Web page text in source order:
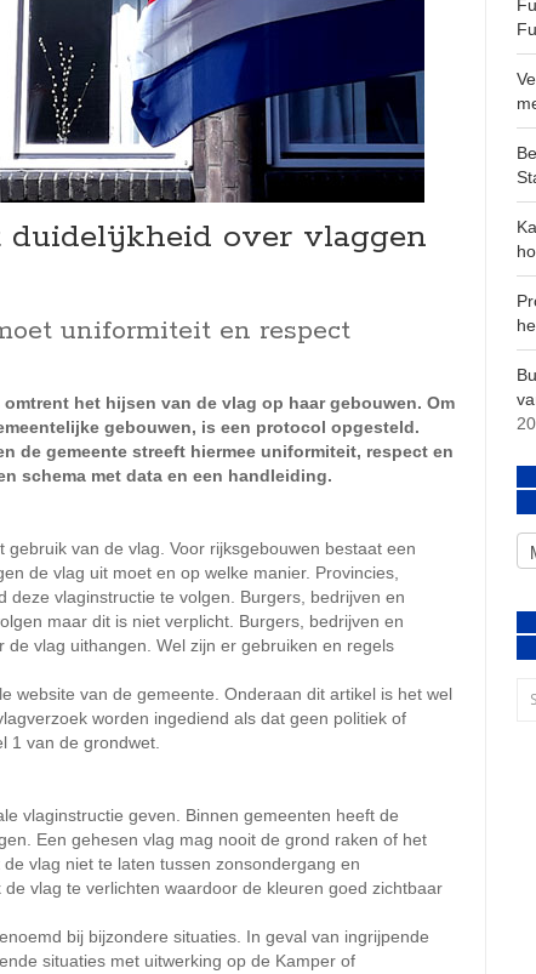
over vlaggen
uniformiteit en respect
het hijsen van de vlag op haar gebouwen. Om
gebouwen, is een protocol opgesteld.
de gemeente streeft hiermee uniformiteit, respect en
schema met data en een handleiding.
van de vlag. Voor rijksgebouwen bestaat een
de vlag uit moet en op welke manier. Provincies,
vlaginstructie te volgen. Burgers, bedrijven en
maar dit is niet verplicht. Burgers, bedrijven en
vlag uithangen. Wel zijn er gebruiken en regels
website van de gemeente. Onderaan dit artikel is het wel
worden ingediend als dat geen politiek of
1 van de grondwet.
vlaginstructie geven. Binnen gemeenten heeft de
Een gehesen vlag mag nooit de grond raken of het
vlag niet te laten tussen zonsondergang en
vlag te verlichten waardoor de kleuren goed zichtbaar
bij bijzondere situaties. In geval van ingrijpende
situaties met uitwerking op de Kamper of